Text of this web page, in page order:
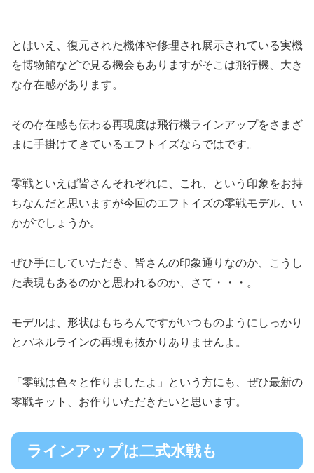
とはいえ、復元された機体や修理され展示されている実機
を博物館などで見る機会もありますがそこは飛行機、大き
な存在感があります。
その存在感も伝わる再現度は飛行機ラインアップをさまざ
まに手掛けてきているエフトイズならではです。
零戦といえば皆さんそれぞれに、これ、という印象をお持
ちなんだと思いますが今回のエフトイズの零戦モデル、い
かがでしょうか。
ぜひ手にしていただき、皆さんの印象通りなのか、こうし
た表現もあるのかと思われるのか、さて・・・。
モデルは、形状はもちろんですがいつものようにしっかり
とパネルラインの再現も抜かりありませんよ。
「零戦は色々と作りましたよ」という方にも、ぜひ最新の
零戦キット、お作りいただきたいと思います。
ラインアップは二式水戦も